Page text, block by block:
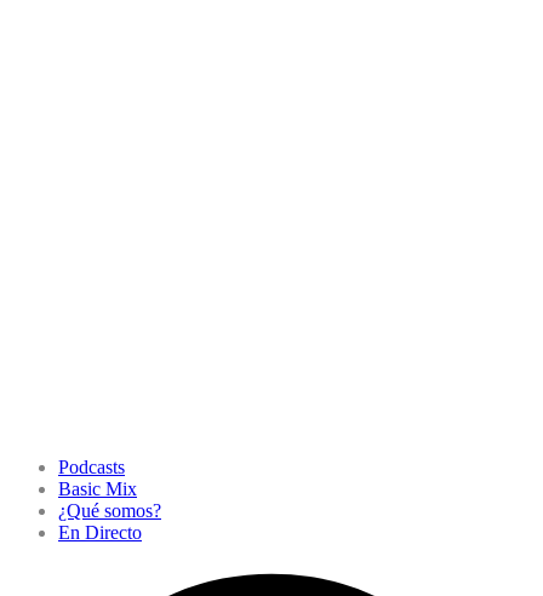
Podcasts
Basic Mix
¿Qué somos?
En Directo